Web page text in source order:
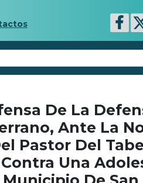
De La
Ante La
Pastor Del
Una